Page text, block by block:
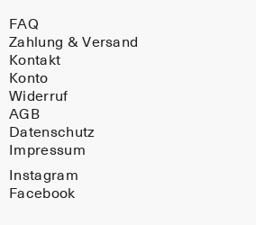
FAQ
Zahlung & Versand
Kontakt
Konto
Widerruf
AGB
Datenschutz
Impressum
Instagram
Facebook